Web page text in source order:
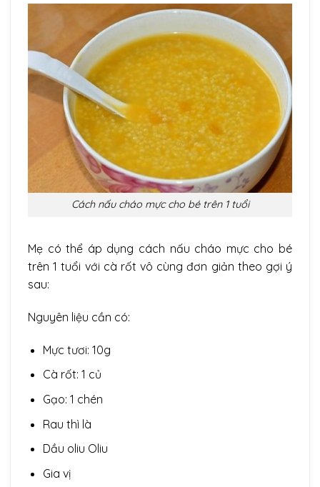
Cách nấu cháo mực cho bé trên 1 tuổi
Mẹ có thể áp dụng cách nấu cháo mực cho bé
trên 1 tuổi với cà rốt vô cùng đơn giản theo gợi ý
sau:
Nguyên liệu cần có:
Mực tươi: 10g
Cà rốt: 1 củ
Gạo: 1 chén
Rau thì là
Dầu oliu Oliu
Gia vị